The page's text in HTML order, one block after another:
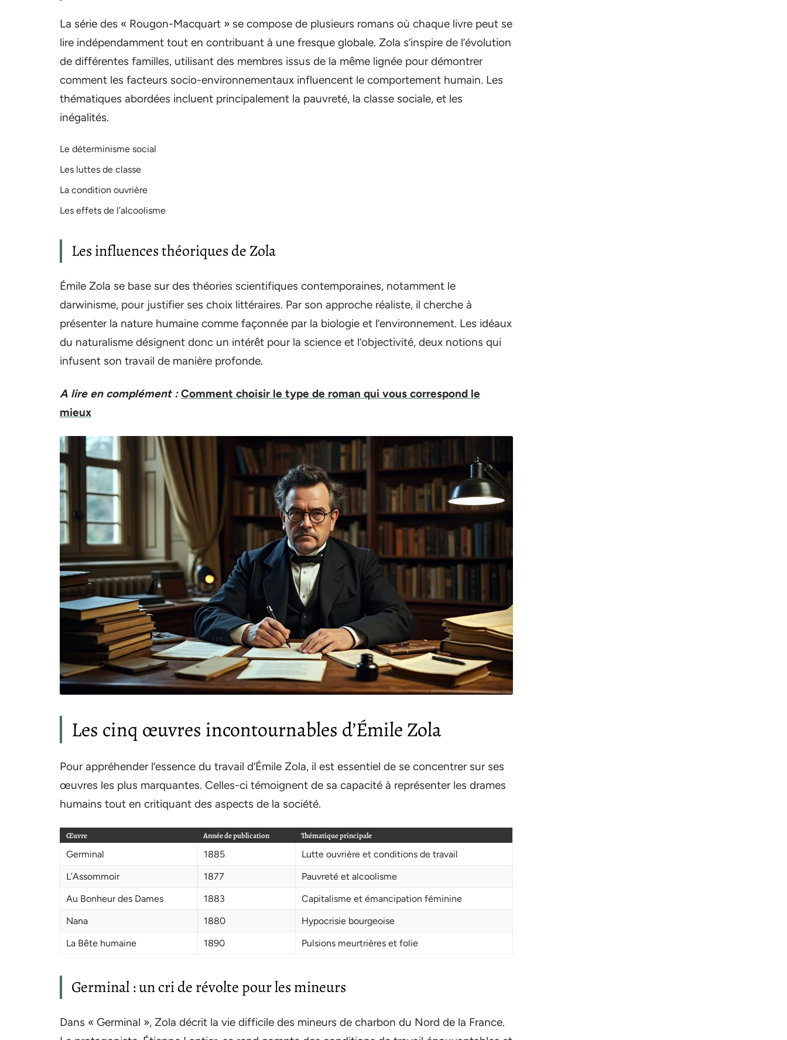
La série des « Rougon-Macquart » se compose de plusieurs romans où chaque livre peut se
lire indépendamment tout en contribuant à une fresque globale. Zola s’inspire de l’évolution
de différentes familles, utilisant des membres issus de la même lignée pour démontrer
comment les facteurs socio-environnementaux influencent le comportement humain. Les
thématiques abordées incluent principalement la pauvreté, la classe sociale, et les
inégalités.
Le déterminisme social
Les luttes de classe
La condition ouvrière
Les effets de l’alcoolisme
Les influences théoriques de Zola
Émile Zola se base sur des théories scientifiques contemporaines, notamment le
darwinisme, pour justifier ses choix littéraires. Par son approche réaliste, il cherche à
présenter la nature humaine comme façonnée par la biologie et l’environnement. Les idéaux
du naturalisme désignent donc un intérêt pour la science et l’objectivité, deux notions qui
infusent son travail de manière profonde.
A lire en complément : Comment choisir le type de roman qui vous correspond le
mieux
Les cinq œuvres incontournables d’Émile Zola
Pour appréhender l’essence du travail d’Émile Zola, il est essentiel de se concentrer sur ses
œuvres les plus marquantes. Celles-ci témoignent de sa capacité à représenter les drames
humains tout en critiquant des aspects de la société.
Œuvre Année de publication Thématique principale
Germinal 1885
Lutte ouvrière et conditions de travail
L’Assommoir
1877
Pauvreté et alcoolisme
Au Bonheur des Dames
1883
Capitalisme et émancipation féminine
Nana
1880
Hypocrisie bourgeoise
La Bête humaine
1890 Pulsions meurtrières et folie
Germinal : un cri de révolte pour les mineurs
Dans « Germinal », Zola décrit la vie difficile des mineurs de charbon du Nord de la France.